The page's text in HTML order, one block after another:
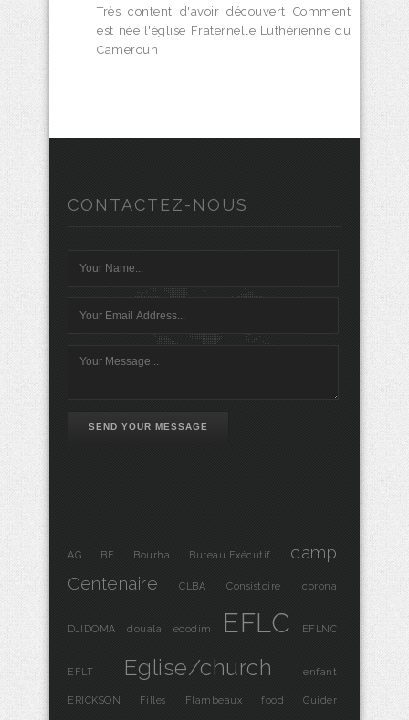
Très content d'avoir découvert Comment
est née l'église Fraternelle Luthérienne du
Cameroun
CONTACTEZ-NOUS
SEND YOUR MESSAGE
AG BE Bourha Bureau Exécutif
camp
Centenaire
CLBA Consistoire corona
DJIDOMA douala ecodim EFLC EFLNC
EFLT Eglise/church enfant
ERICKSON Filles Flambeaux food Guider